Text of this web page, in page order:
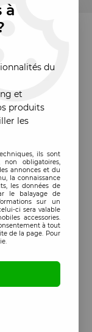
à
du
et
produits
les
ils sont
non obligatoires,
annonces et du
la connaissance
les données de
le balayage de
sur un
ci sera valable
accessories.
à tout
de la page. Pour